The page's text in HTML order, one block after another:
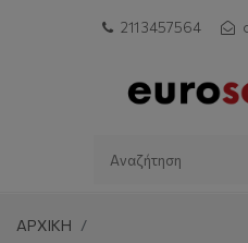
211 3457564
ΑΡΧΙΚΗ